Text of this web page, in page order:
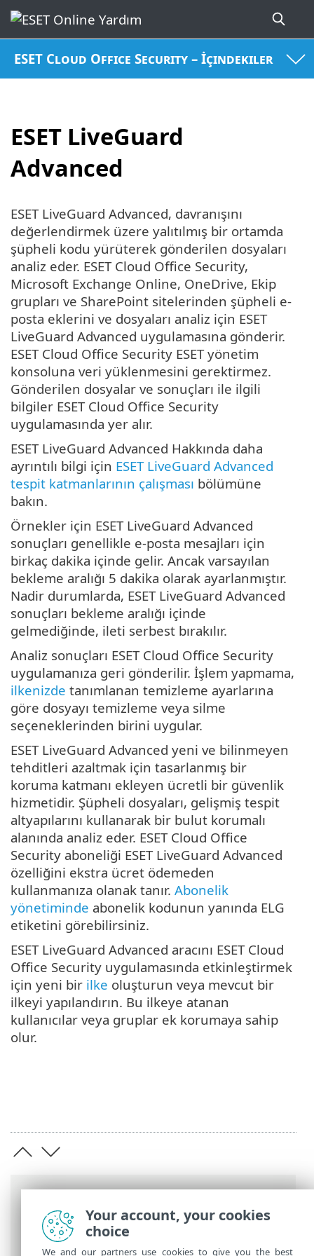
ESET Cloud Office Security – İçindekiler
ESET LiveGuard
Advanced
ESET Online Yardım
ESET Cloud Office
Security> ESET LiveGuard Advanced
ESET LiveGuard Advanced, davranışını
değerlendirmek üzere yalıtılmış bir ortamda
şüpheli kodu yürüterek gönderilen dosyaları
analiz eder. ESET Cloud Office Security,
Microsoft Exchange Online, OneDrive, Ekip
grupları ve SharePoint sitelerinden şüpheli e-
posta eklerini ve dosyaları analiz için ESET
LiveGuard Advanced uygulamasına gönderir.
ESET Cloud Office Security ESET yönetim
konsoluna veri yüklenmesini gerektirmez.
Gönderilen dosyalar ve sonuçları ile ilgili
bilgiler ESET Cloud Office Security
uygulamasında yer alır.
ESET LiveGuard Advanced Hakkında daha
ayrıntılı bilgi için ESET LiveGuard Advanced
tespit katmanlarının çalışması bölümüne
bakın.
Örnekler için ESET LiveGuard Advanced
sonuçları genellikle e-posta mesajları için
birkaç dakika içinde gelir. Ancak varsayılan
bekleme aralığı 5 dakika olarak ayarlanmıştır.
Nadir durumlarda, ESET LiveGuard Advanced
sonuçları bekleme aralığı içinde
gelmediğinde, ileti serbest bırakılır.
Analiz sonuçları ESET Cloud Office Security
uygulamanıza geri gönderilir. İşlem yapmama,
ilkenizde tanımlanan temizleme ayarlarına
göre dosyayı temizleme veya silme
seçeneklerinden birini uygular.
ESET LiveGuard Advanced yeni ve bilinmeyen
tehditleri azaltmak için tasarlanmış bir
koruma katmanı ekleyen ücretli bir güvenlik
hizmetidir. Şüpheli dosyaları, gelişmiş tespit
altyapılarını kullanarak bir bulut korumalı
alanında analiz eder. ESET Cloud Office
Security aboneliği ESET LiveGuard Advanced
özelliğini ekstra ücret ödemeden
kullanmanıza olanak tanır. Abonelik
yönetiminde abonelik kodunun yanında ELG
etiketini görebilirsiniz.
ESET LiveGuard Advanced aracını ESET Cloud
Office Security uygulamasında etkinleştirmek
için yeni bir ilke oluşturun veya mevcut bir
ilkeyi yapılandırın. Bu ilkeye atanan
kullanıcılar veya gruplar ek korumaya sahip
olur.
Your account, your cookies
choice
We and our partners use cookies to give you the best